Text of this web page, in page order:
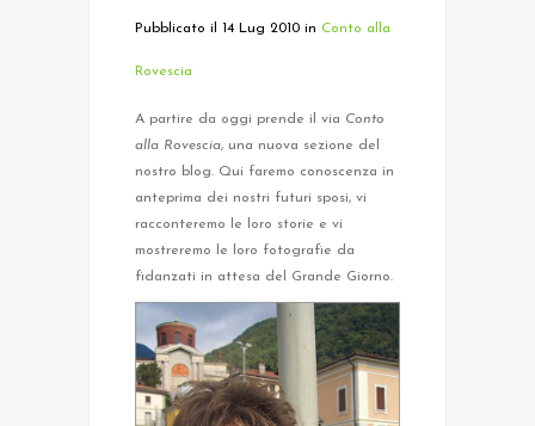
Pubblicato il 14 Lug 2010 in Conto alla
Rovescia
A partire da oggi prende il via Conto
alla Rovescia, una nuova sezione del
nostro blog. Qui faremo conoscenza in
anteprima dei nostri futuri sposi, vi
racconteremo le loro storie e vi
mostreremo le loro fotografie da
fidanzati in attesa del Grande Giorno.